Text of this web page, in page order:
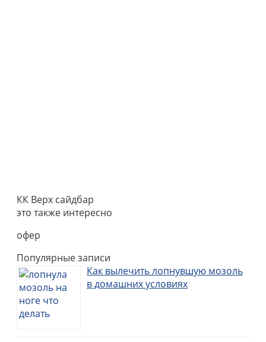
КК Верх сайдбар
это также интересно
офер
Популярные записи
Как вылечить лопнувшую мозоль
в домашних условиях